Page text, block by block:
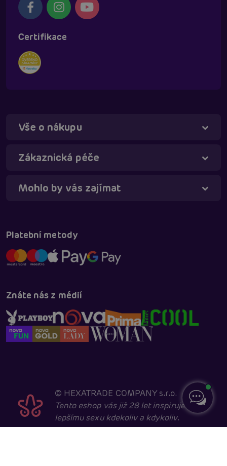
Certifikace
Vše o nákupu
Zákaznická péče
Mohlo by vás zajímat
Platební metody
Znáte nás z médií
© HEXATRADE COMPANY s.r.o.
Tento eshop vás již 28 let inspiruje k
lepšímu sexu kdekoliv a kdykoliv.
Táňa - virtuální asistentka